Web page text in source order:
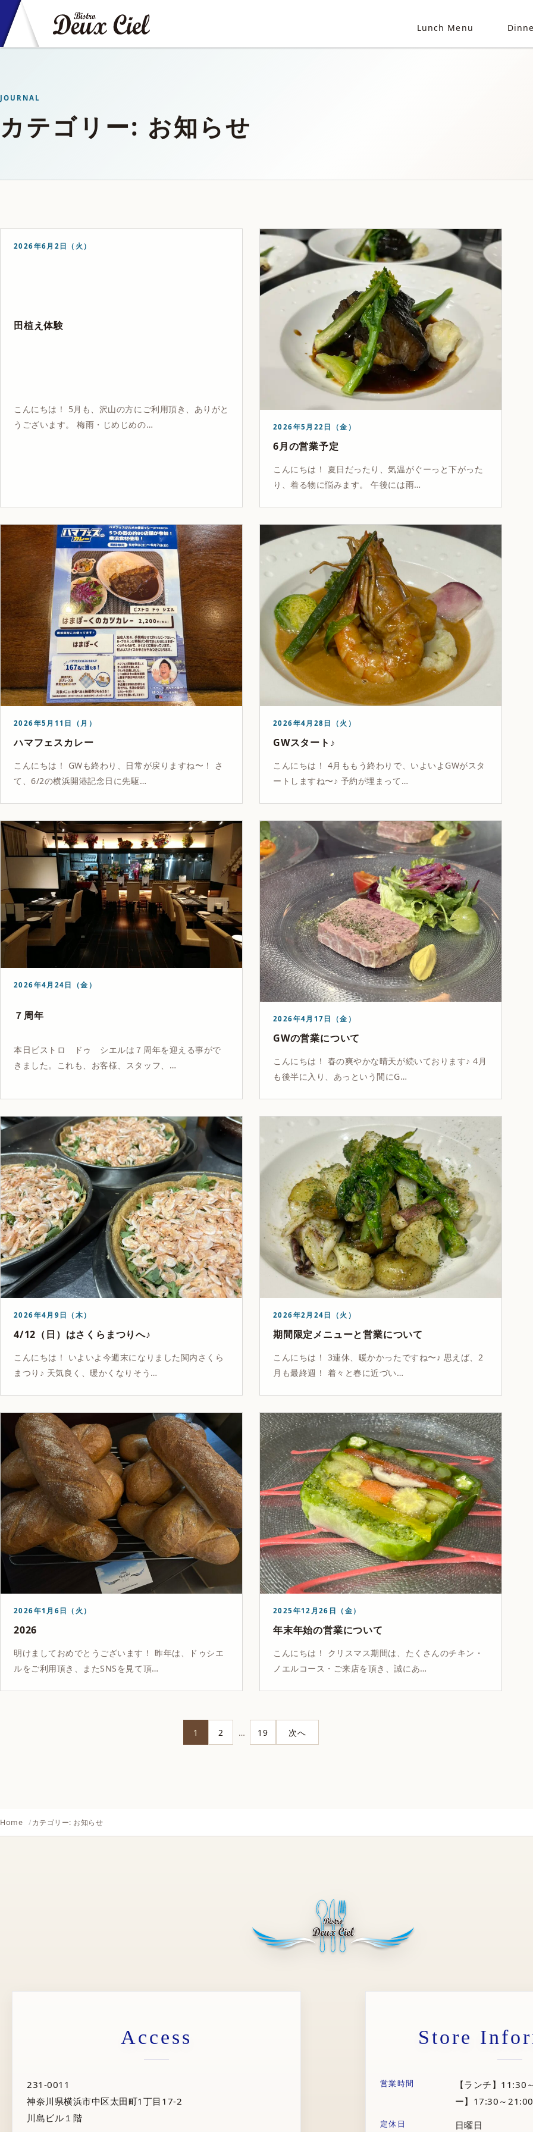
Lunch Menu
JOURNAL
カテゴリー: お知らせ
2026年6月2日（火）
田植え体験
こんにちは！ 5月も、沢山の方にご利用頂き、ありがと
うございます。 梅雨・じめじめの…
2026年5月22日（金）
6月の営業予定
こんにちは！ 夏日だったり、気温がぐーっと下がった
り、着る物に悩みます。 午後には雨…
2026年5月11日（月）
ハマフェスカレー
こんにちは！ GWも終わり、日常が戻りますね〜！ さ
て、6/2の横浜開港記念日に先駆…
2026年4月28日（火）
GWスタート♪
こんにちは！ 4月ももう終わりで、いよいよGWがスタ
ートしますね〜♪ 予約が埋まって…
2026年4月24日（金）
７周年
本日ビストロ ドゥ シエルは７周年を迎える事がで
きました。これも、お客様、スタッフ、…
2026年4月17日（金）
GWの営業について
こんにちは！ 春の爽やかな晴天が続いております♪ 4月
も後半に入り、あっという間にG…
2026年4月9日（木）
4/12（日）はさくらまつりへ♪
こんにちは！ いよいよ今週末になりました関内さくら
まつり♪ 天気良く、暖かくなりそう…
2026年2月24日（火）
期間限定メニューと営業について
こんにちは！ 3連休、暖かかったですね〜♪ 思えば、2
月も最終週！ 着々と春に近づい…
2026年1月6日（火）
2026
明けましておめでとうございます！ 昨年は、ドゥシエ
ルをご利用頂き、またSNSを見て頂…
2025年12月26日（金）
年末年始の営業について
こんにちは！ クリスマス期間は、たくさんのチキン・
ノエルコース・ご来店を頂き、誠にあ…
ー
1 2 … 19 次へ
Home カテゴリー: お知らせ
Access
231-0011
神奈川県横浜市中区太田町1丁目17-2
川島ビル１階
Store
営業時間
【ランチ】11:30
ー】17:30～
定休日 日曜日